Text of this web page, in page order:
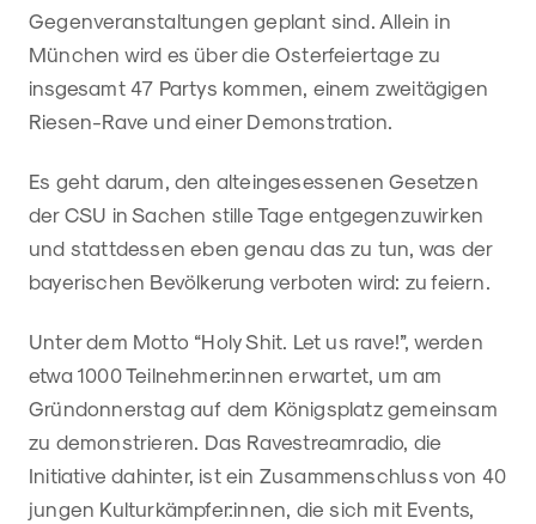
Gegenveranstaltungen geplant sind. Allein in
München wird es über die Osterfeiertage zu
insgesamt 47 Partys kommen, einem zweitägigen
Riesen-Rave und einer Demonstration.
Es geht darum, den alteingesessenen Gesetzen
der CSU in Sachen stille Tage entgegenzuwirken
und stattdessen eben genau das zu tun, was der
bayerischen Bevölkerung verboten wird: zu feiern.
Unter dem Motto “Holy Shit. Let us rave!”, werden
etwa 1000 Teilnehmer:innen erwartet, um am
Gründonnerstag auf dem Königsplatz gemeinsam
zu demonstrieren. Das Ravestreamradio, die
Initiative dahinter, ist ein Zusammenschluss von 40
jungen Kulturkämpfer:innen, die sich mit Events,